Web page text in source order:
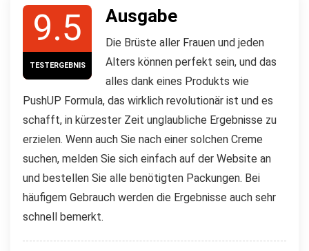
9.5
TESTERGEBNIS
Ausgabe
Die Brüste aller Frauen und jeden
Alters können perfekt sein, und das
alles dank eines Produkts wie
PushUP Formula, das wirklich revolutionär ist und es
schafft, in kürzester Zeit unglaubliche Ergebnisse zu
erzielen. Wenn auch Sie nach einer solchen Creme
suchen, melden Sie sich einfach auf der Website an
und bestellen Sie alle benötigten Packungen. Bei
häufigem Gebrauch werden die Ergebnisse auch sehr
schnell bemerkt.